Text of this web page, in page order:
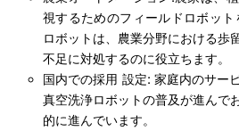
視するためのフィールドロボッ
ロボットは、農業分野における歩
不足に対処するのに役立ちます。
国内での採用 設定: 家庭内のサー
真空洗浄ロボットの普及が進んで
的に進んでいます。